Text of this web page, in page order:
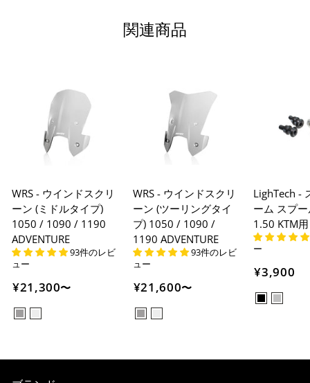
関連商品
WRS - ウインドスクリ
ーン (ミドルタイプ)
1050 / 1090 / 1190
ADVENTURE
93件のレビ
ュー
¥21,300〜
WRS - ウインドスクリ
ーン (ツーリングタイ
プ) 1050 / 1090 /
1190 ADVENTURE
93件のレビ
ュー
¥21,600〜
LighTech -
ーム スプ
1.50 KTM用
ー
¥3,900